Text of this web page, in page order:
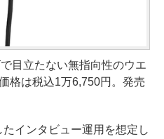
目立たない無指向性のウエ
格は税込1万6,750円。発売
たインタビュー運用を想定し